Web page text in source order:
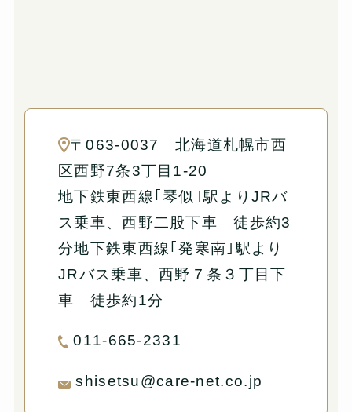
〒063-0037 北海道札幌市西
区西野7条3丁目1-20
地下鉄東西線｢琴似｣駅よりJRバ
ス乗車、西野二股下車 徒歩約3
分地下鉄東西線｢発寒南｣駅より
JRバス乗車、西野７条３丁目下
車 徒歩約1分
011-665-2331
shisetsu@care-net.co.jp